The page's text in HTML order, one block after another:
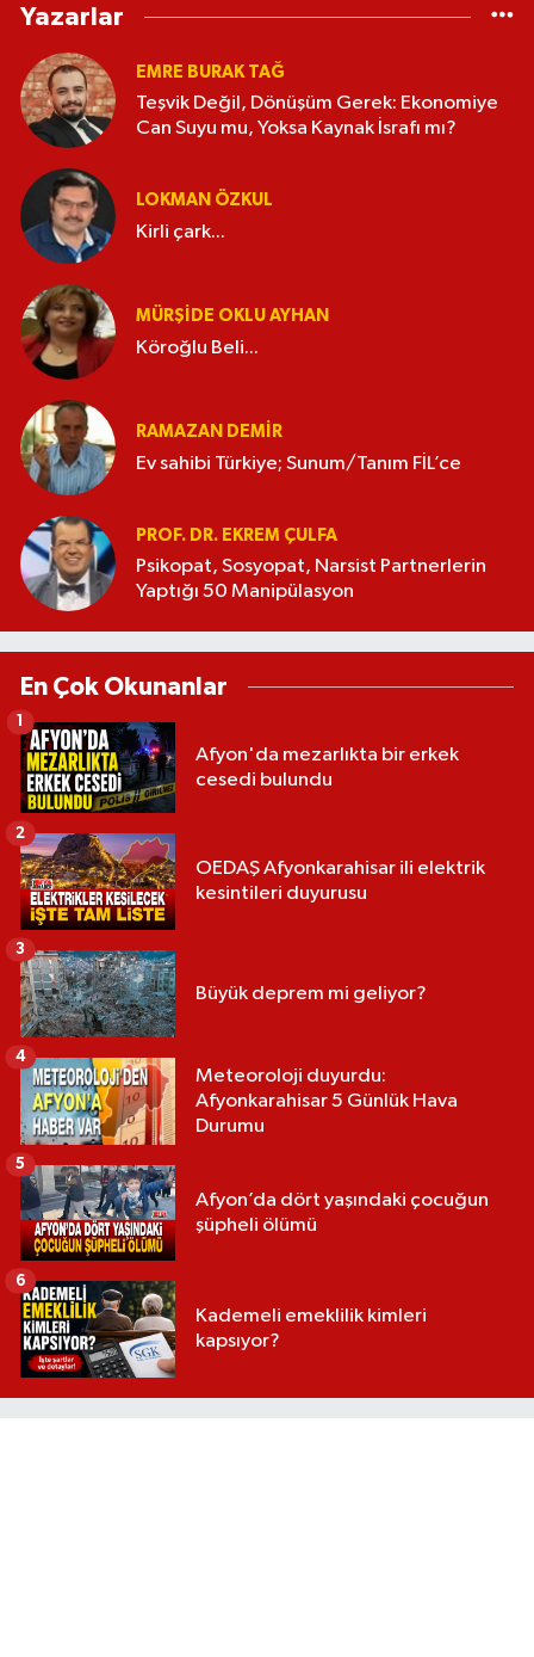
Yazarlar
EMRE BURAK TAĞ
Teşvik Değil, Dönüşüm Gerek: Ekonomiye
Can Suyu mu, Yoksa Kaynak İsrafı mı?
LOKMAN ÖZKUL
Kirli çark...
MÜRŞIDE OKLU AYHAN
Köroğlu Beli...
RAMAZAN DEMİR
Ev sahibi Türkiye; Sunum/Tanım FİL’ce
PROF. DR. EKREM ÇULFA
Psikopat, Sosyopat, Narsist Partnerlerin
Yaptığı 50 Manipülasyon
En Çok Okunanlar
Afyon'da mezarlıkta bir erkek
cesedi bulundu
1
OEDAŞ Afyonkarahisar ili elektrik
kesintileri duyurusu
2
Büyük deprem mi geliyor?
3
Meteoroloji duyurdu:
Afyonkarahisar 5 Günlük Hava
Durumu
4
Afyon’da dört yaşındaki çocuğun
şüpheli ölümü
5
Kademeli emeklilik kimleri
kapsıyor?
6